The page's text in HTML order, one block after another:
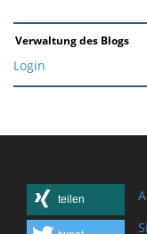
Verwaltung des Blogs
Login
teilen